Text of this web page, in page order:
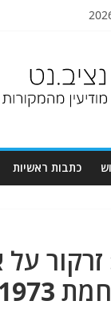
כתבות ראשיות
1973